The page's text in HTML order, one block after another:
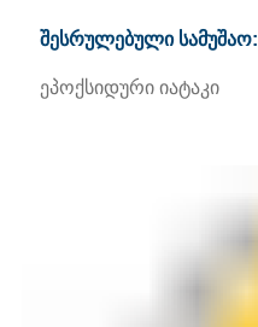
შესრულებული სამუშაო:
ეპოქსიდური იატაკი